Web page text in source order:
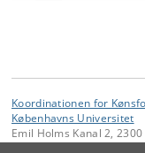
Koordinationen for
Københavns Universitet
Emil Holms Kanal 2, 2300